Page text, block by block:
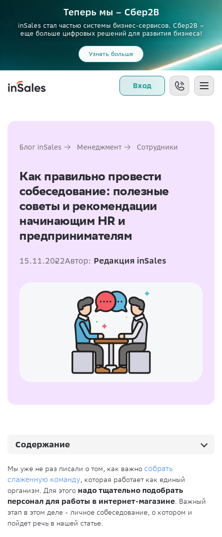
Теперь мы – Сбер2B
inSales стал частью системы бизнес-сервисов. Сбер2В –
еще больше цифровых решений для развития бизнеса!
Узнать больше
Вход
Блог inSales Менеджмент Сотрудники
Как правильно провести
собеседование: полезные
советы и рекомендации
начинающим HR и
предпринимателям
15.11.2022Автор: Редакция inSales
Мы уже не раз писали о том, как важно собрать
слаженную команду, которая работает как единый
организм. Для этого надо тщательно подобрать
персонал для работы в интернет-магазине. Важный
этап в этом деле - личное собеседование, о котором и
пойдет речь в нашей статье.
Содержание